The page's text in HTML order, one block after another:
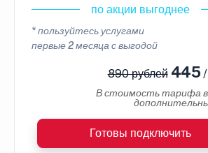
по акции выгоднее
* пользуйтесь услугами
первые 2 месяца с выгодой
890 рублей445
В стоимость тарифа
Готовы подключить